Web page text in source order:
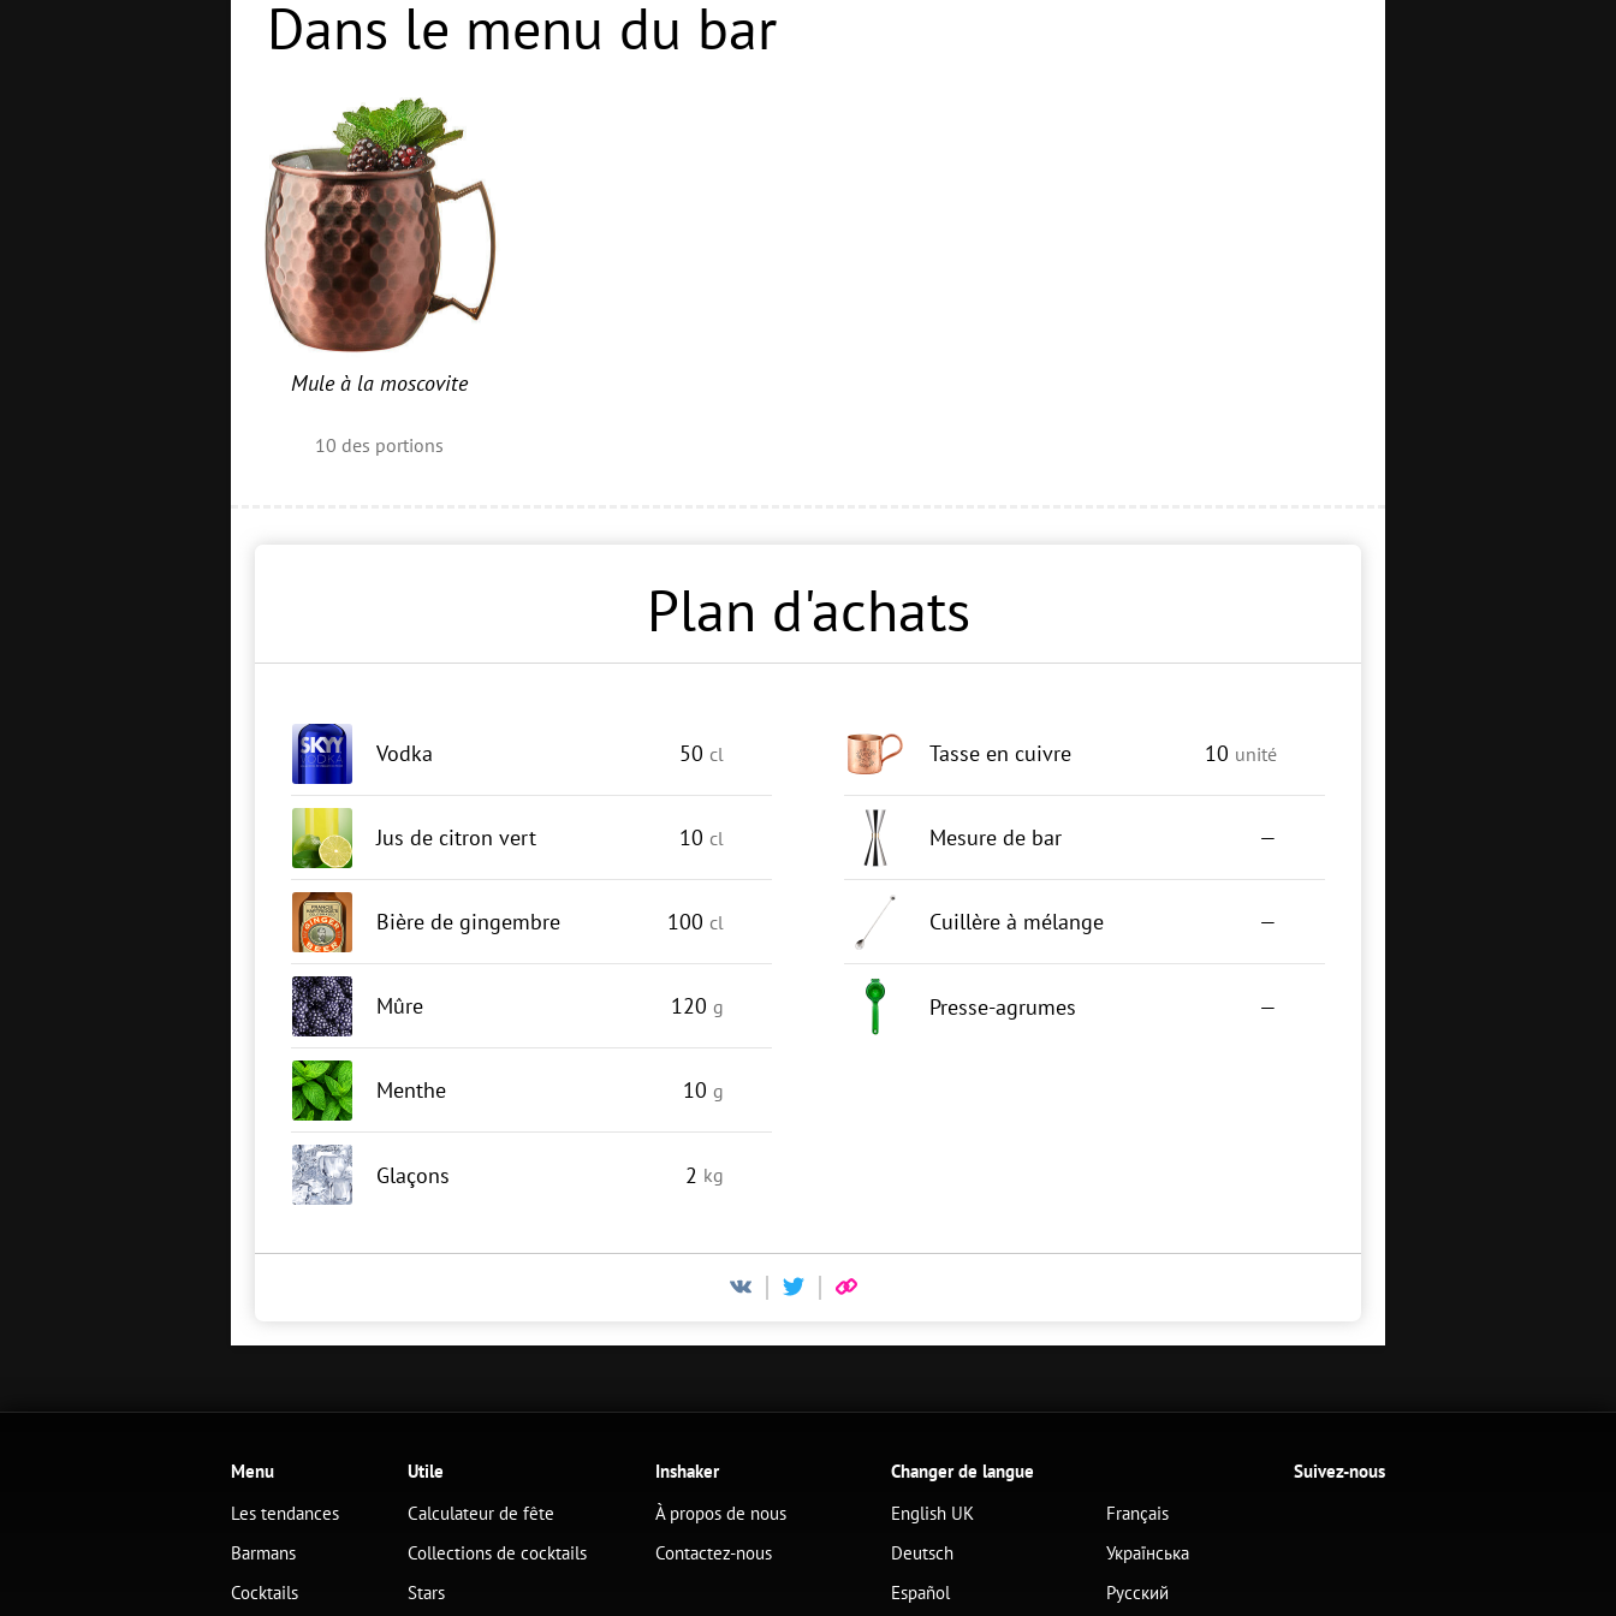
Dans le menu du bar
Mule à la moscovite
10 des portions
Plan d'achats
Vodka 50 cl
Jus de citron vert 10 cl
Bière de gingembre 100 cl
Mûre 120 g
Menthe 10 g
Glaçons 2 kg
Tasse en cuivre 10 unité
Mesure de bar —
Cuillère à mélange —
Presse-agrumes —
Menu
Les tendances
Barmans
Cocktails
Utile
Calculateur de fête
Collections de cocktails
Stars
Inshaker
À propos de nous
Contactez-nous
Changer de langue
English UK
Deutsch
Español
Français
Українська
Русский
Suivez-nous